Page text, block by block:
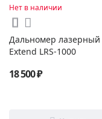
Нет в наличии
Дальномер лазерный
Extend LRS-1000
18 500 ₽